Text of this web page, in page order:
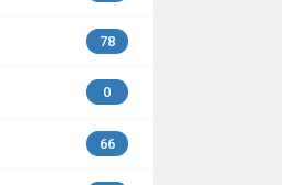
78
0
66